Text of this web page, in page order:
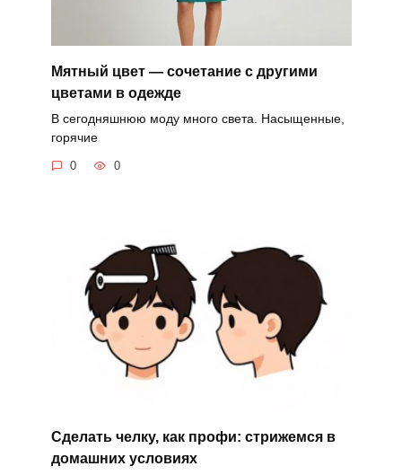
Мятный цвет — сочетание с другими
цветами в одежде
В сегодняшнюю моду много света. Насыщенные,
горячие
0 0
Сделать челку, как профи: стрижемся в
домашних условиях